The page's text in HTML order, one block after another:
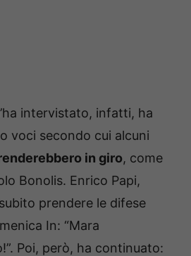
intervistato, infatti, ha
voci secondo cui alcuni
in giro, come
Bonolis. Enrico Papi,
prendere le difese
In: “Mara
Poi, però, ha continuato: